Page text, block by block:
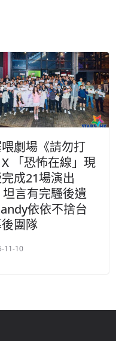
劇場《請勿打
「恐怖在線」現
成21場演出
坦言有完騷後遺
依依不捨台
團隊
11-10